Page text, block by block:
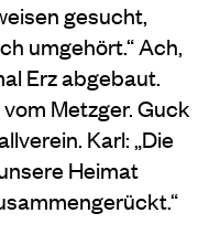
gesucht,
umgehört.“ Ach,
Erz abgebaut.
Metzger. Guck
Karl: „Die
Heimat